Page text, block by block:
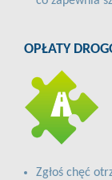
OPŁATY
Zgłoś chęć